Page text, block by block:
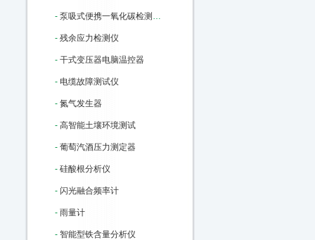
- 泵吸式便携一氧化碳检测报警仪
- 残余应力检测仪
- 干式变压器电脑温控器
- 电缆故障测试仪
- 氮气发生器
- 高智能土壤环境测试
- 葡萄汽酒压力测定器
- 硅酸根分析仪
- 闪光融合频率计
- 雨量计
- 智能型铁含量分析仪